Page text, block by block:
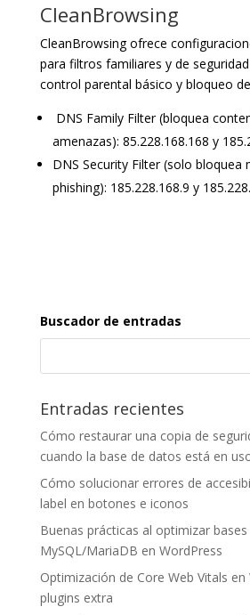
CleanBrowsing
CleanBrowsing ofrece
para filtros familiares y de
control parental básico y bloqueo
DNS Family Filter (bloquea
amenazas): 85.228.168.168 y
DNS Security Filter (solo bloquea
phishing): 185.228.168.9 y
Buscador de entradas
Entradas recientes
Cómo restaurar una copia de
cuando la base de datos está en
Cómo solucionar errores de
label en botones e iconos
Buenas prácticas al optimizar
MySQL/MariaDB en WordPress
Optimización de Core Web Vitals en
plugins extra